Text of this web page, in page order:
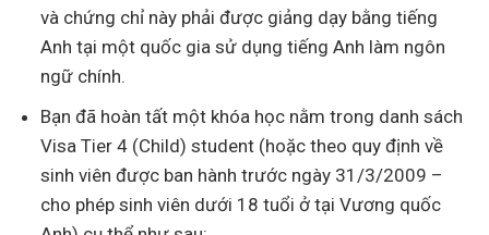
và chứng chỉ này phải được giảng dạy bằng tiếng
Anh tại một quốc gia sử dụng tiếng Anh làm ngôn
ngữ chính.
Bạn đã hoàn tất một khóa học nằm trong danh sách
Visa Tier 4 (Child) student (hoặc theo quy định về
sinh viên được ban hành trước ngày 31/3/2009 –
cho phép sinh viên dưới 18 tuổi ở tại Vương quốc